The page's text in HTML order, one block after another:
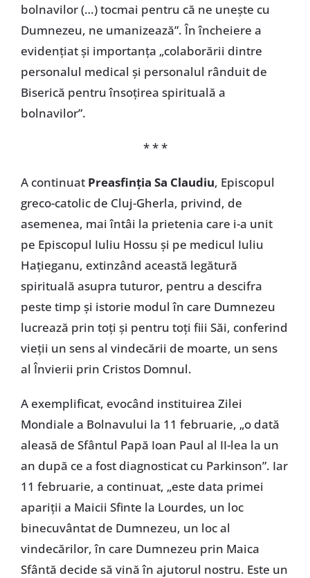
bolnavilor (…) tocmai pentru că ne unește cu
Dumnezeu, ne umanizează”. În încheiere a
evidențiat și importanța „colaborării dintre
personalul medical și personalul rânduit de
Biserică pentru însoțirea spirituală a
bolnavilor”.
* * *
A continuat Preasfinția Sa Claudiu, Episcopul
greco-catolic de Cluj-Gherla, privind, de
asemenea, mai întâi la prietenia care i-a unit
pe Episcopul Iuliu Hossu și pe medicul Iuliu
Hațieganu, extinzând această legătură
spirituală asupra tuturor, pentru a descifra
peste timp și istorie modul în care Dumnezeu
lucrează prin toți și pentru toți fiii Săi, conferind
vieții un sens al vindecării de moarte, un sens
al Învierii prin Cristos Domnul.
A exemplificat, evocând instituirea Zilei
Mondiale a Bolnavului la 11 februarie, „o dată
aleasă de Sfântul Papă Ioan Paul al II-lea la un
an după ce a fost diagnosticat cu Parkinson”. Iar
11 februarie, a continuat, „este data primei
apariții a Maicii Sfinte la Lourdes, un loc
binecuvântat de Dumnezeu, un loc al
vindecărilor, în care Dumnezeu prin Maica
Sfântă decide să vină în ajutorul nostru. Este un